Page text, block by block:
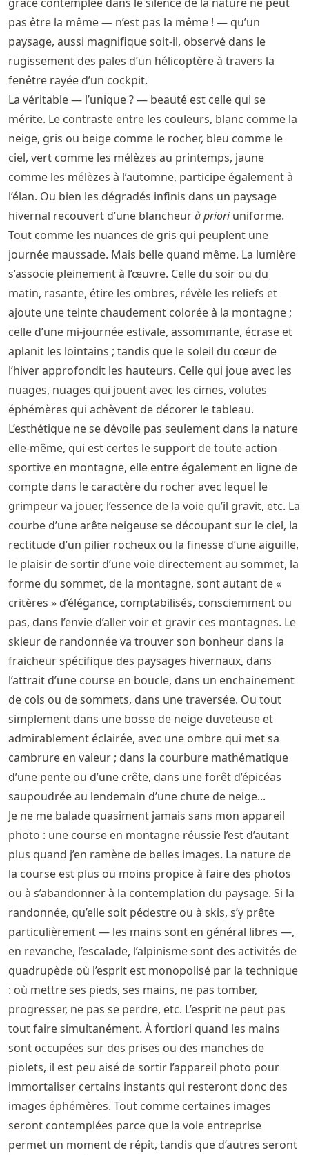
pas être la même — n’est pas la même ! — qu’un
paysage, aussi magnifique soit-il, observé dans le
rugissement des pales d’un hélicoptère à travers la
fenêtre rayée d’un cockpit.
La véritable — l’unique ? — beauté est celle qui se
mérite. Le contraste entre les couleurs, blanc comme la
neige, gris ou beige comme le rocher, bleu comme le
ciel, vert comme les mélèzes au printemps, jaune
comme les mélèzes à l’automne, participe également à
l’élan. Ou bien les dégradés infinis dans un paysage
hivernal recouvert d’une blancheurà prioriuniforme.
Tout comme les nuances de gris qui peuplent une
journée maussade. Mais belle quand même. La lumière
s’associe pleinement à l’œuvre. Celle du soir ou du
matin, rasante, étire les ombres, révèle les reliefs et
ajoute une teinte chaudement colorée à la montagne ;
celle d’une mi-journée estivale, assommante, écrase et
aplanit les lointains ; tandis que le soleil du cœur de
l’hiver approfondit les hauteurs. Celle qui joue avec les
nuages, nuages qui jouent avec les cimes, volutes
éphémères qui achèvent de décorer le tableau.
L’esthétique ne se dévoile pas seulement dans la nature
elle-même, qui est certes le support de toute action
sportive en montagne, elle entre également en ligne de
compte dans le caractère du rocher avec lequel le
grimpeur va jouer, l’essence de la voie qu’il gravit, etc. La
courbe d’une arête neigeuse se découpant sur le ciel, la
rectitude d’un pilier rocheux ou la finesse d’une aiguille,
le plaisir de sortir d’une voie directement au sommet, la
forme du sommet, de la montagne, sont autant de «
critères » d’élégance, comptabilisés, consciemment ou
pas, dans l’envie d’aller voir et gravir ces montagnes. Le
skieur de randonnée va trouver son bonheur dans la
fraicheur spécifique des paysages hivernaux, dans
l’attrait d’une course en boucle, dans un enchainement
de cols ou de sommets, dans une traversée. Ou tout
simplement dans une bosse de neige duveteuse et
admirablement éclairée, avec une ombre qui met sa
cambrure en valeur ; dans la courbure mathématique
d’une pente ou d’une crête, dans une forêt d’épicéas
saupoudrée au lendemain d’une chute de neige...
Je ne me balade quasiment jamais sans mon appareil
photo : une course en montagne réussie l’est d’autant
plus quand j’en ramène de belles images. La nature de
la course est plus ou moins propice à faire des photos
ou à s’abandonner à la contemplation du paysage. Si la
randonnée, qu’elle soit pédestre ou à skis, s’y prête
particulièrement — les mains sont en général libres —,
en revanche, l’escalade, l’alpinisme sont des activités de
quadrupède où l’esprit est monopolisé par la technique
: où mettre ses pieds, ses mains, ne pas tomber,
progresser, ne pas se perdre, etc. L’esprit ne peut pas
tout faire simultanément. À fortiori quand les mains
sont occupées sur des prises ou des manches de
piolets, il est peu aisé de sortir l’appareil photo pour
immortaliser certains instants qui resteront donc des
images éphémères. Tout comme certaines images
seront contemplées parce que la voie entreprise
permet un moment de répit, tandis que d’autres seront